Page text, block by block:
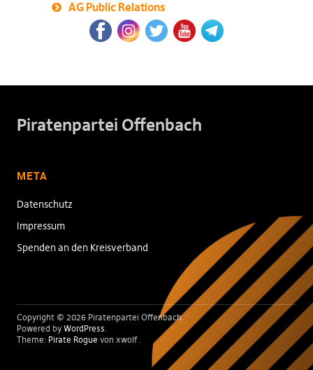
AG Public Relations
Piratenpartei Offenbach
META
Datenschutz
Impressum
Spenden an den Kreisverband
Copyright © 2026 Piratenpartei Offenbach
Powered by WordPress
Theme: Pirate Rogue von xwolf